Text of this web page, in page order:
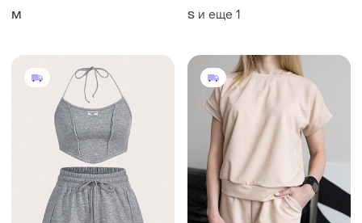
M S и еще 1